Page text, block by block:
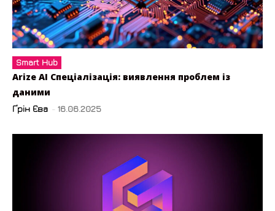
Smart Hub
Arize AI Спеціалізація: виявлення проблем із
даними
Ґрін Єва - 16.06.2025